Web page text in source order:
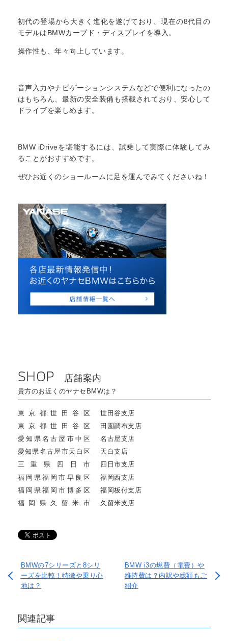
初代の登場から大きく進化を遂げており、現在の8代目の
モデルはBMWカーブド・ディスプレイを導入。
操作性も、年々向上しています。
音声入力やナビゲーションシステムなどで便利になったの
はもちろん、最新の安全装備も搭載されており、安心して
ドライブを楽しめます。
BMW iDriveを堪能するには、試乗して実際に体験してみ
ることがおすすめです。
ぜひお近くのショールームに足を運んでみてくださいね！
SHOP 店舗案内
貴方のお近くのヤナセBMWは？
東京都世田谷区
世田谷支店
東京都世田谷区
田園調布支店
愛知県名古屋市中区
名古屋支店
愛知県名古屋市天白区
天白支店
三重県四日市
四日市支店
福岡県福岡市早良区
福岡西支店
福岡県福岡市博多区
福岡板付支店
福岡県久留米市
久留米支店
BMWの7シリーズと8シリ
ーズを比較！特徴や乗り心
地は？
BMW i3の燃費（電費）や
維持費は？内訳や総額もご
紹介
関連記事